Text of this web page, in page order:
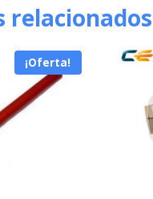
relacionados
¡Oferta!